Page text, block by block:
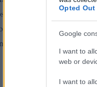
Opted Out
Google
I want to
web or
I want to
sur un modèle
les fonds des
créant ainsi une